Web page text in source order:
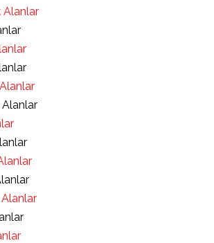
Alanlar
Alanlar